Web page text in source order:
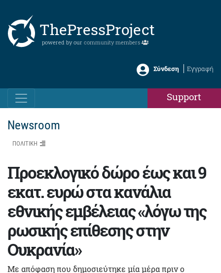
ThePressProject
powered by our community members
Σύνδεση Εγγραφή
Support
Newsroom
ΠΟΛΙΤΙΚΗ
Προεκλογικό δώρο έως και 9
εκατ. ευρώ στα κανάλια
εθνικής εμβέλειας «λόγω της
ρωσικής επίθεσης στην
Ουκρανία»
Mε απόφαση που δημοσιεύτηκε μία μέρα πριν ο